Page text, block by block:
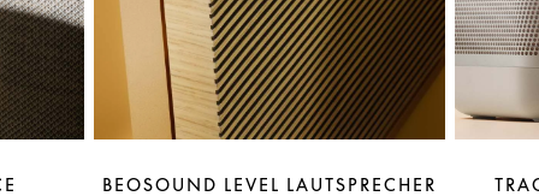
BEOSOUND LEVEL LAUTSPRECHER